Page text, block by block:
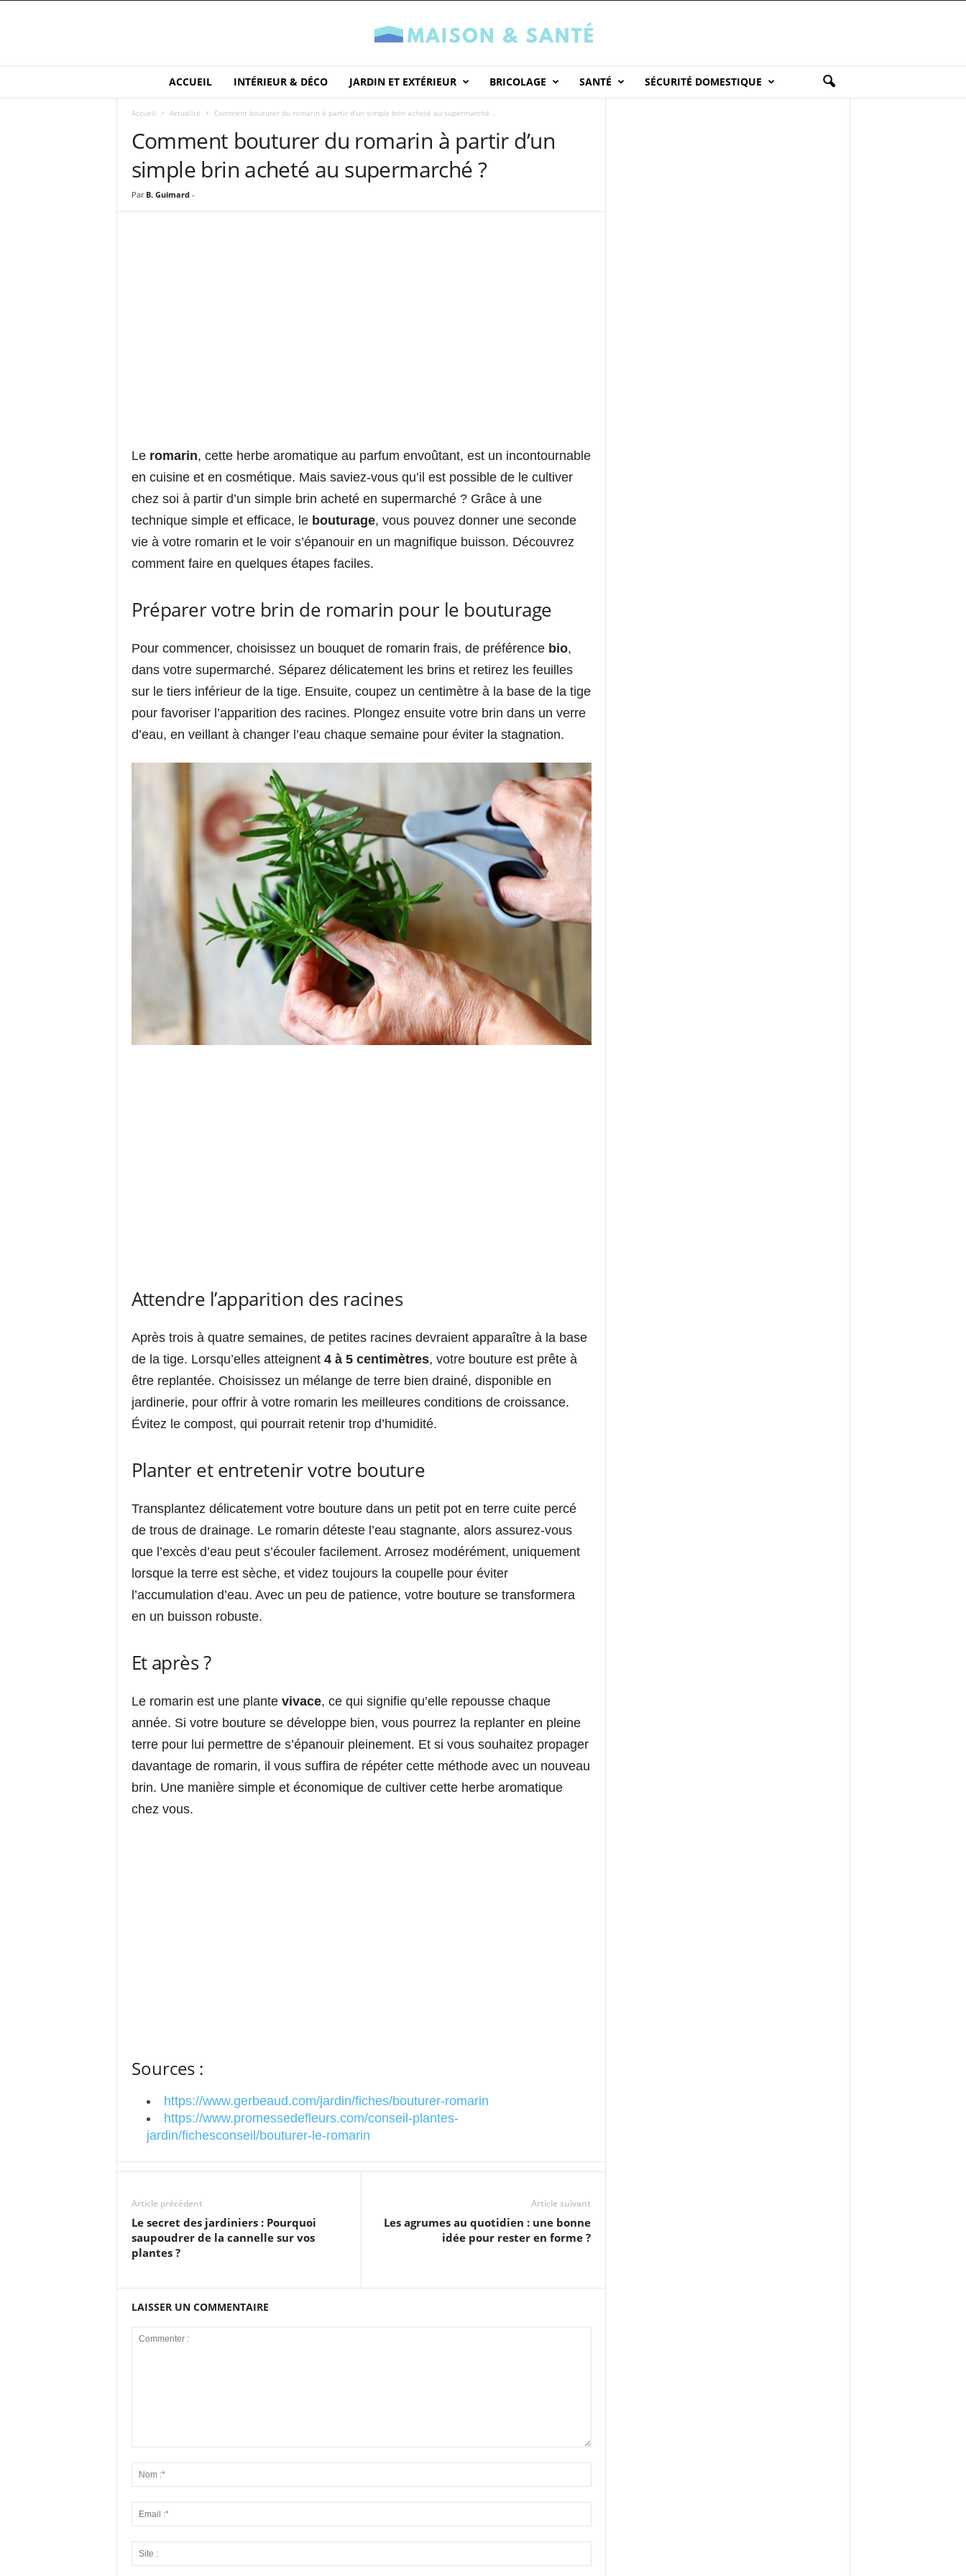
ACCUEIL INTÉRIEUR & DÉCO JARDIN ET EXTÉRIEUR BRICOLAGE SANTÉ SÉCURITÉ DOMESTIQUE
Accueil Actualité Comment bouturer du romarin à partir d’un simple brin acheté au supermarché...
Comment bouturer du romarin à partir d’un
simple brin acheté au supermarché ?
Par B. Guimard-
Le romarin, cette herbe aromatique au parfum envoûtant, est un incontournable
en cuisine et en cosmétique. Mais saviez-vous qu’il est possible de le cultiver
chez soi à partir d’un simple brin acheté en supermarché ? Grâce à une
technique simple et efficace, le bouturage, vous pouvez donner une seconde
vie à votre romarin et le voir s’épanouir en un magnifique buisson. Découvrez
comment faire en quelques étapes faciles.
Préparer votre brin de romarin pour le bouturage
Pour commencer, choisissez un bouquet de romarin frais, de préférence bio,
dans votre supermarché. Séparez délicatement les brins et retirez les feuilles
sur le tiers inférieur de la tige. Ensuite, coupez un centimètre à la base de la tige
pour favoriser l’apparition des racines. Plongez ensuite votre brin dans un verre
d’eau, en veillant à changer l’eau chaque semaine pour éviter la stagnation.
Attendre l’apparition des racines
Après trois à quatre semaines, de petites racines devraient apparaître à la base
de la tige. Lorsqu’elles atteignent 4 à 5 centimètres, votre bouture est prête à
être replantée. Choisissez un mélange de terre bien drainé, disponible en
jardinerie, pour offrir à votre romarin les meilleures conditions de croissance.
Évitez le compost, qui pourrait retenir trop d’humidité.
Planter et entretenir votre bouture
Transplantez délicatement votre bouture dans un petit pot en terre cuite percé
de trous de drainage. Le romarin déteste l’eau stagnante, alors assurez-vous
que l’excès d’eau peut s’écouler facilement. Arrosez modérément, uniquement
lorsque la terre est sèche, et videz toujours la coupelle pour éviter
l’accumulation d’eau. Avec un peu de patience, votre bouture se transformera
en un buisson robuste.
Et après ?
Le romarin est une plante vivace, ce qui signifie qu’elle repousse chaque
année. Si votre bouture se développe bien, vous pourrez la replanter en pleine
terre pour lui permettre de s’épanouir pleinement. Et si vous souhaitez propager
davantage de romarin, il vous suffira de répéter cette méthode avec un nouveau
brin. Une manière simple et économique de cultiver cette herbe aromatique
chez vous.
Sources :
https://www.gerbeaud.com/jardin/fiches/bouturer-romarin
https://www.promessedefleurs.com/conseil-plantes-
jardin/fichesconseil/bouturer-le-romarin
Article précédent
Le secret des jardiniers : Pourquoi
saupoudrer de la cannelle sur vos
plantes ?
Article suivant
Les agrumes au quotidien : une bonne
idée pour rester en forme ?
LAISSER UN COMMENTAIRE